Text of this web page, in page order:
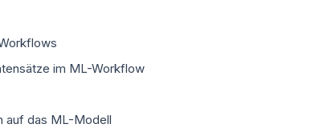
im ML-Workflow
auf das ML-Modell